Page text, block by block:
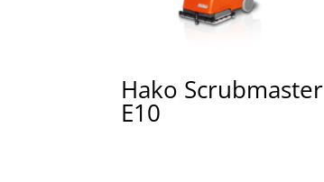
Hako Scrubmaster
E10